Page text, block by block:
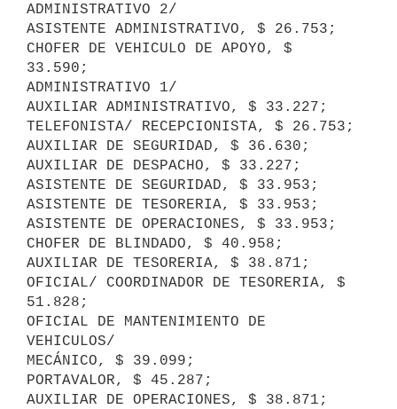
ADMINISTRATIVO 2/
ASISTENTE ADMINISTRATIVO, $ 26.753;
CHOFER DE VEHICULO DE APOYO, $
33.590;
ADMINISTRATIVO 1/
AUXILIAR ADMINISTRATIVO, $ 33.227;
TELEFONISTA/ RECEPCIONISTA, $ 26.753;
AUXILIAR DE SEGURIDAD, $ 36.630;
AUXILIAR DE DESPACHO, $ 33.227;
ASISTENTE DE SEGURIDAD, $ 33.953;
ASISTENTE DE TESORERIA, $ 33.953;
ASISTENTE DE OPERACIONES, $ 33.953;
CHOFER DE BLINDADO, $ 40.958;
AUXILIAR DE TESORERIA, $ 38.871;
OFICIAL/ COORDINADOR DE TESORERIA, $
51.828;
OFICIAL DE MANTENIMIENTO DE
VEHICULOS/
MECÁNICO, $ 39.099;
PORTAVALOR, $ 45.287;
AUXILIAR DE OPERACIONES, $ 38.871;